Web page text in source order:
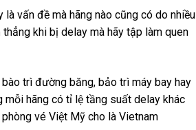
vấn đề mà hãng nào cũng có do nhiều
khi bị delay mà hãy tập làm quen
trì đường băng, bảo trì máy bay hay
mỗi hãng có tỉ lệ tầng suất delay khác
vé Việt Mỹ cho là Vietnam